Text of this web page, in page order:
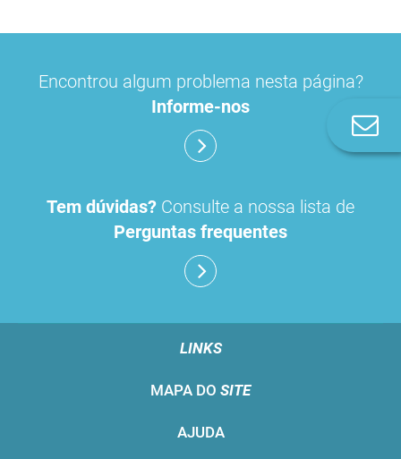
Encontrou algum problema nesta página?
Informe-nos
Tem dúvidas? Consulte a nossa lista de
Perguntas frequentes
LINKS
MAPA DO SITE
AJUDA